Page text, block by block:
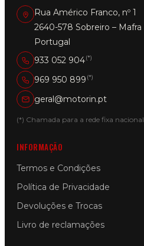
Rua Américo Franco, nº 1
2640-578 Sobreiro – Mafra
Portugal
933 052 904(*)
969 950 899 (*)
geral@motorin.pt
(*) Chamada para a rede fixa nacional
INFORMAÇÃO
Termos e Condições
Política de Privacidade
Devoluções e Trocas
Livro de reclamações